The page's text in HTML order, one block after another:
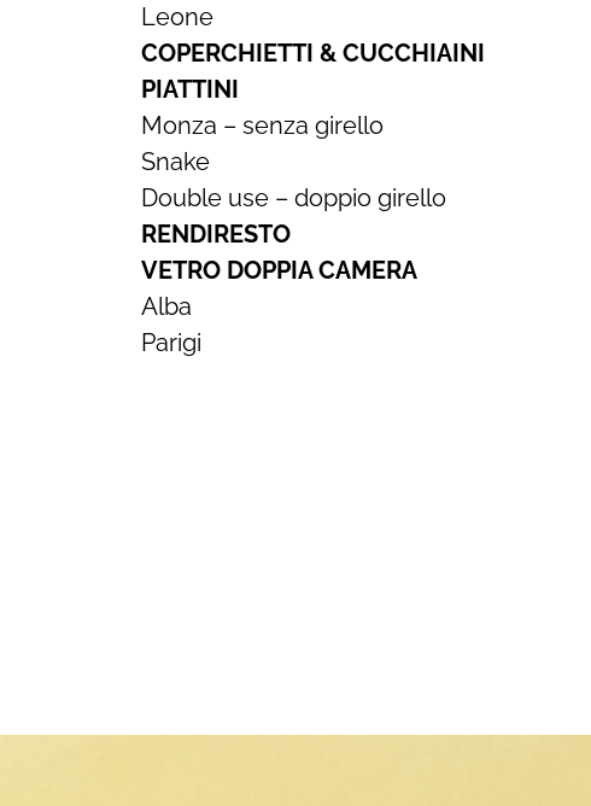
Leone
COPERCHIETTI & CUCCHIAINI
PIATTINI
Monza – senza girello
Snake
Double use – doppio girello
RENDIRESTO
VETRO DOPPIA CAMERA
Alba
Parigi